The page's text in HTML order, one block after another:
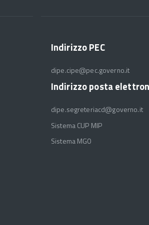
Indirizzo PEC
dipe.cipe@pec.governo.it
Indirizzo posta
dipe.segreteriacd@governo.it
Sistema CUP MIP
Sistema MGO